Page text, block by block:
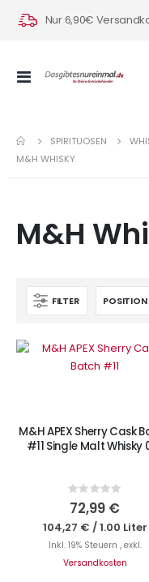
Nur 6,90€
Navigation
SPIRITUOSEN
M&H WHISKY
M&H
FILTER
IN DEN WARENKORB
M&H APEX Sherry Cask
#11 Single Malt Whisky
Rating:
0%
72,99 €
104,27 € /1.00 Liter
Inkl. 19% Steuern , exkl.
Versandkosten